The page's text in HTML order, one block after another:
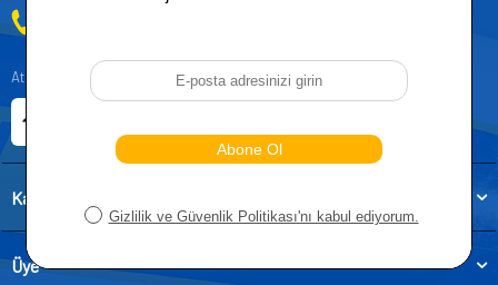
Atatürk, Kıraç Mevkii, Orhan Veli Cd. D:No:19, 34522 Esenyurt/İstanbul
Kategoriler
Üye